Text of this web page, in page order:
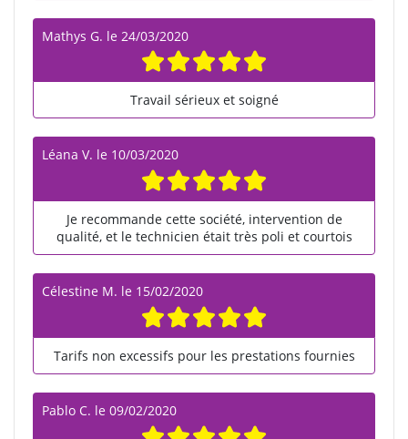
Mathys G. le 24/03/2020
Travail sérieux et soigné
Léana V. le 10/03/2020
Je recommande cette société, intervention de
qualité, et le technicien était très poli et courtois
Célestine M. le 15/02/2020
Tarifs non excessifs pour les prestations fournies
Pablo C. le 09/02/2020